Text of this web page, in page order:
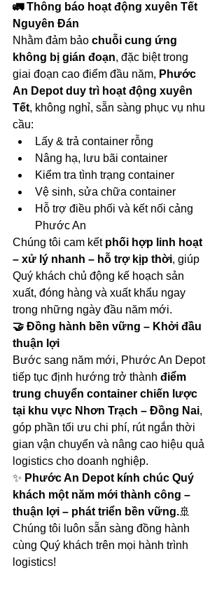
🚛 Thông báo hoạt động xuyên Tết
Nguyên Đán
Nhằm đảm bảo chuỗi cung ứng
không bị gián đoạn, đặc biệt trong
giai đoạn cao điểm đầu năm, Phước
An Depot duy trì hoạt động xuyên
Tết, không nghỉ, sẵn sàng phục vụ nhu
cầu:
Lấy & trả container rỗng
Nâng hạ, lưu bãi container
Kiểm tra tình trạng container
Vệ sinh, sửa chữa container
Hỗ trợ điều phối và kết nối cảng
Phước An
Chúng tôi cam kết phối hợp linh hoạt
– xử lý nhanh – hỗ trợ kịp thời, giúp
Quý khách chủ động kế hoạch sản
xuất, đóng hàng và xuất khẩu ngay
trong những ngày đầu năm mới.
🤝 Đồng hành bền vững – Khởi đầu
thuận lợi
Bước sang năm mới, Phước An Depot
tiếp tục định hướng trở thành điểm
trung chuyển container chiến lược
tại khu vực Nhơn Trạch – Đồng Nai,
góp phần tối ưu chi phí, rút ngắn thời
gian vận chuyển và nâng cao hiệu quả
logistics cho doanh nghiệp.
✨ Phước An Depot kính chúc Quý
khách một năm mới thành công –
thuận lợi – phát triển bền vững.🚢
Chúng tôi luôn sẵn sàng đồng hành
cùng Quý khách trên mọi hành trình
logistics!